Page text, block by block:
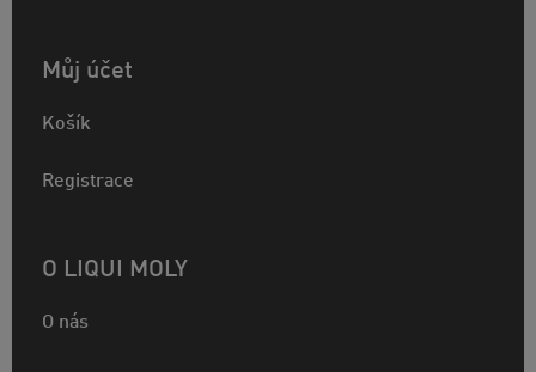
Můj účet
Košík
Registrace
O LIQUI MOLY
O nás